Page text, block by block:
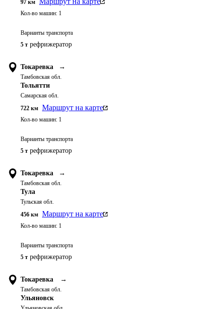
97 км
Кол-во машин: 1
Варианты транспорта
5 т рефрижератор
Токаревка →
Тамбовская обл.
Тольятти
Самарская обл.
722 км Маршрут на карте
Кол-во машин: 1
Варианты транспорта
5 т рефрижератор
Токаревка →
Тамбовская обл.
Тула
Тульская обл.
456 км Маршрут на карте
Кол-во машин: 1
Варианты транспорта
5 т рефрижератор
Токаревка →
Тамбовская обл.
Ульяновск